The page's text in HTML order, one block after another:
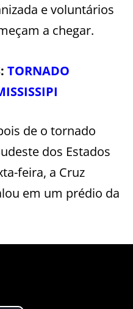
e voluntários
a chegar.
: TORNADO
de o tornado
dos Estados
feira, a Cruz
em um prédio da